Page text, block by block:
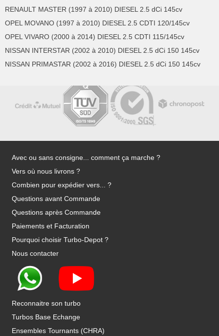
RENAULT MASTER (1997 à 2010) DIESEL 2.5 dCi 145cv
OPEL MOVANO (1997 à 2010) DIESEL 2.5 CDTI 120/145cv
OPEL VIVARO (2000 à 2014) DIESEL 2.5 CDTI 115/145cv
NISSAN INTERSTAR (2002 à 2010) DIESEL 2.5 dCi 150 145cv
NISSAN PRIMASTAR (2002 à 2016) DIESEL 2.5 dCi 150 145cv
Avec ou sans consigne... comment ça marche ?
Vers où nous livrons ?
Combien pour expédier vers... ?
Questions avant Commande
Questions après Commande
Paiements et Facturation
Pourquoi choisir Turbo-Depot ?
Nous contacter
Reconnaitre son turbo
Turbos Base Echange
Ensembles Tournants (CHRA)